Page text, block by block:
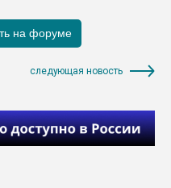
следующая новость